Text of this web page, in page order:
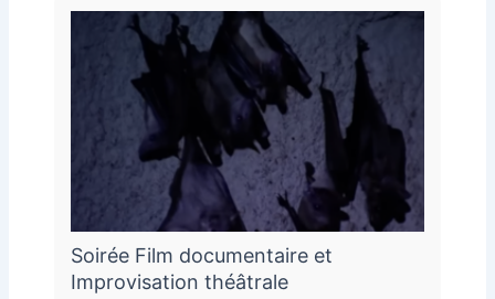
Soirée Film documentaire et
Improvisation théâtrale